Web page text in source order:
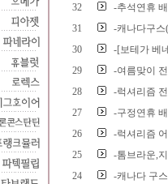
32
-추석연휴
31
-캐나다구스
30
-[보테가 베
29
-여름맞이
28
-럭셔리즘
27
-구정연휴
26
-럭셔리즘
25
-톰브라운,
24
-캐나다 구